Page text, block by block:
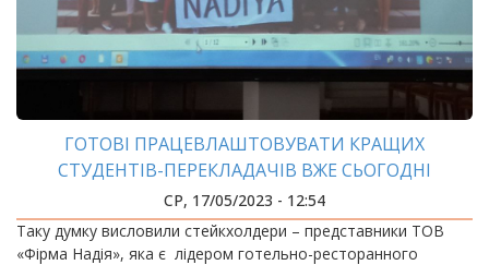
ГОТОВІ ПРАЦЕВЛАШТОВУВАТИ КРАЩИХ
СТУДЕНТІВ-ПЕРЕКЛАДАЧІВ ВЖЕ СЬОГОДНІ
СР, 17/05/2023 - 12:54
Таку думку висловили стейкхолдери – представники ТОВ
«Фірма Надія», яка є лідером готельно-ресторанного